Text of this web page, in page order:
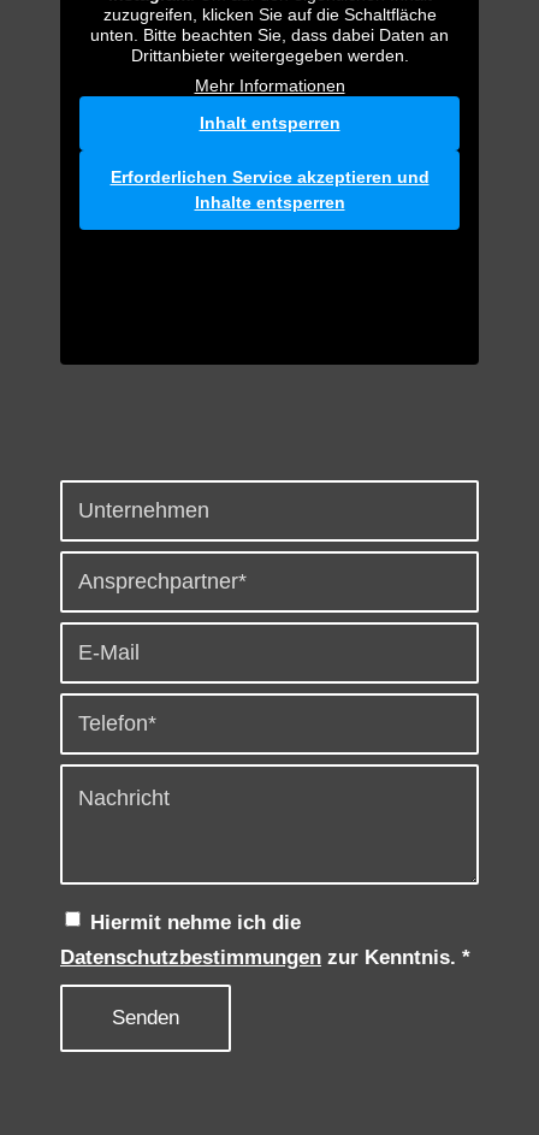
zuzugreifen, klicken Sie auf die Schaltfläche
unten. Bitte beachten Sie, dass dabei Daten an
Drittanbieter weitergegeben werden.
Mehr Informationen
Inhalt entsperren
Erforderlichen Service akzeptieren und
Inhalte entsperren
Hiermit nehme ich die
Datenschutzbestimmungen zur Kenntnis. *